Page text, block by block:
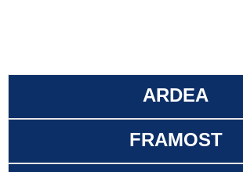
ARDEA
FRAMOST